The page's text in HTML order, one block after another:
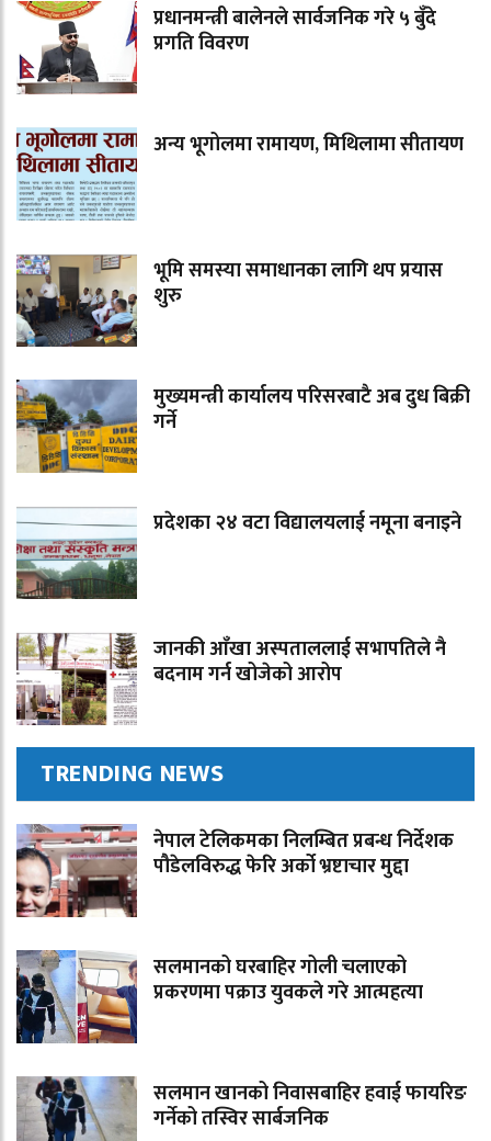
प्रधानमन्त्री बालेनले सार्वजनिक गरे ५ बुँदे
प्रगति विवरण
अन्य भूगोलमा रामायण, मिथिलामा सीतायण
भूमि समस्या समाधानका लागि थप प्रयास
शुरु
मुख्यमन्त्री कार्यालय परिसरबाटै अब दुध बिक्री
गर्ने
प्रदेशका २४ वटा विद्यालयलाई नमूना बनाइने
जानकी आँखा अस्पताललाई सभापतिले नै
बदनाम गर्न खोजेको आरोप
TRENDING NEWS
नेपाल टेलिकमका निलम्बित प्रबन्ध निर्देशक
पौडेलविरुद्ध फेरि अर्को भ्रष्टाचार मुद्दा
सलमानको घरबाहिर गोली चलाएको
प्रकरणमा पक्राउ युवकले गरे आत्महत्या
सलमान खानको निवासबाहिर हवाई फायरिङ
गर्नेको तस्विर सार्बजनिक